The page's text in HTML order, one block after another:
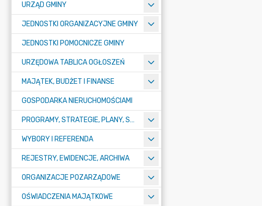
URZĄD GMINY
JEDNOSTKI ORGANIZACYJNE GMINY
JEDNOSTKI POMOCNICZE GMINY
URZĘDOWA TABLICA OGŁOSZEŃ
MAJĄTEK, BUDŻET I FINANSE
GOSPODARKA NIERUCHOMOŚCIAMI
PROGRAMY, STRATEGIE, PLANY, SPRAWOZDANIA I OPRACOWANIA
WYBORY I REFERENDA
REJESTRY, EWIDENCJE, ARCHIWA
ORGANIZACJE POZARZĄDOWE
OŚWIADCZENIA MAJĄTKOWE